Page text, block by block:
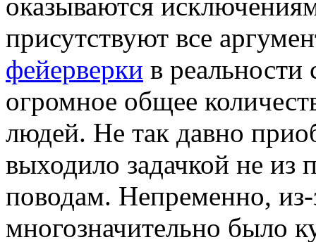
присутствуют все
фейерверки в реальности
огромное общее
людей. Не так давно
выходило задачкой не из
поводам. Непременно,
многозначительно было